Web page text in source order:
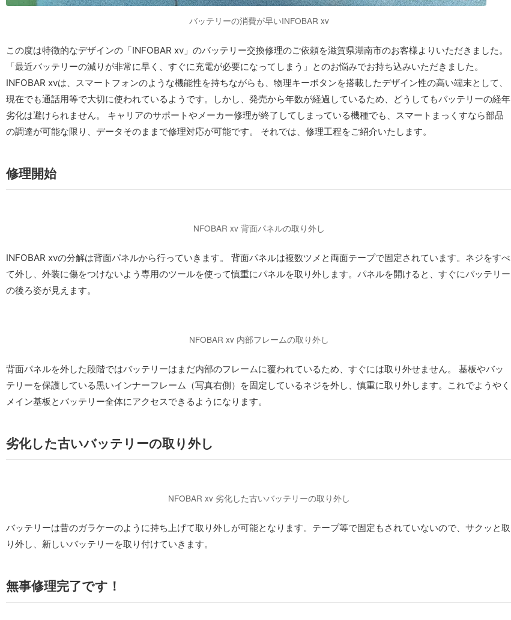
バッテリーの消費が早いINFOBAR xv
この度は特徴的なデザインの「INFOBAR xv」のバッテリー交換修理のご依頼を滋賀県湖南市のお客様よりいただきました。
「最近バッテリーの減りが非常に早く、すぐに充電が必要になってしまう」とのお悩みでお持ち込みいただきました。
INFOBAR xvは、スマートフォンのような機能性を持ちながらも、物理キーボタンを搭載したデザイン性の高い端末として、
現在でも通話用等で大切に使われているようです。しかし、発売から年数が経過しているため、どうしてもバッテリーの経年
劣化は避けられません。 キャリアのサポートやメーカー修理が終了してしまっている機種でも、スマートまっくすなら部品
の調達が可能な限り、データそのままで修理対応が可能です。 それでは、修理工程をご紹介いたします。
修理開始
NFOBAR xv 背面パネルの取り外し
INFOBAR xvの分解は背面パネルから行っていきます。 背面パネルは複数ツメと両面テープで固定されています。ネジをすべ
て外し、外装に傷をつけないよう専用のツールを使って慎重にパネルを取り外します。パネルを開けると、すぐにバッテリー
の後ろ姿が見えます。
NFOBAR xv 内部フレームの取り外し
背面パネルを外した段階ではバッテリーはまだ内部のフレームに覆われているため、すぐには取り外せません。 基板やバッ
テリーを保護している黒いインナーフレーム（写真右側）を固定しているネジを外し、慎重に取り外します。これでようやく
メイン基板とバッテリー全体にアクセスできるようになります。
劣化した古いバッテリーの取り外し
NFOBAR xv 劣化した古いバッテリーの取り外し
バッテリーは昔のガラケーのように持ち上げて取り外しが可能となります。テープ等で固定もされていないので、サクッと取
り外し、新しいバッテリーを取り付けていきます。
無事修理完了です！